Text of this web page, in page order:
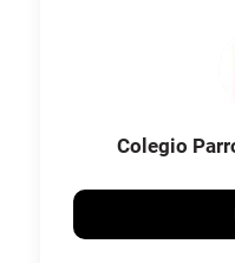
Colegio